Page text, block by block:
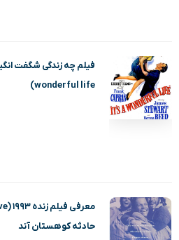
wonderful life)
حادثه کوهستان آند